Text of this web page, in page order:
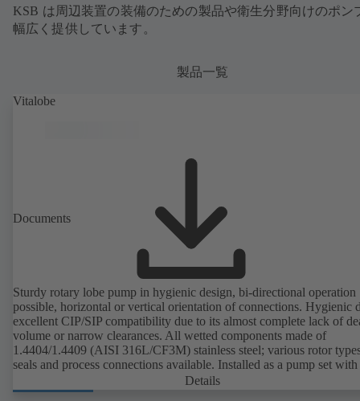
KSB は周辺装置の装備のための製品や衛生分野向けのポン
幅広く提供しています。
製品一覧
Vitalobe
Documents
Sturdy rotary lobe pump in hygienic design, bi-directional operation
possible, horizontal or vertical orientation of connections. Hygienic
excellent CIP/SIP compatibility due to its almost complete lack of
volume or narrow clearances. All wetted components made of
1.4404/1.4409 (AISI 316L/CF3M) stainless steel; various rotor
seals and process connections available. Installed as a pump set with
unit and standardised motor. The pump's elastomeric materials
with FDA standards and EN 1935/2004. Accessories include a
Details